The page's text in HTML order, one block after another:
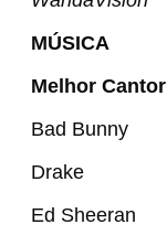
MÚSICA
Melhor Cantor
Bad Bunny
Drake
Ed Sheeran